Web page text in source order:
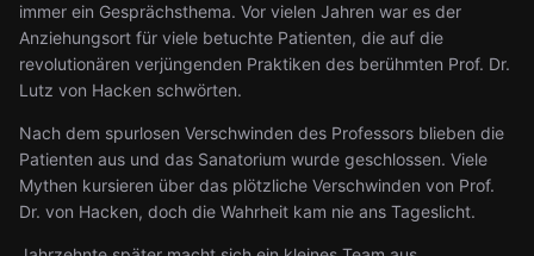
immer ein Gesprächsthema. Vor vielen Jahren war es der
Anziehungsort für viele betuchte Patienten, die auf die
revolutionären verjüngenden Praktiken des berühmten Prof. Dr.
Lutz von Hacken schwörten.
Nach dem spurlosen Verschwinden des Professors blieben die
Patienten aus und das Sanatorium wurde geschlossen. Viele
Mythen kursieren über das plötzliche Verschwinden von Prof.
Dr. von Hacken, doch die Wahrheit kam nie ans Tageslicht.